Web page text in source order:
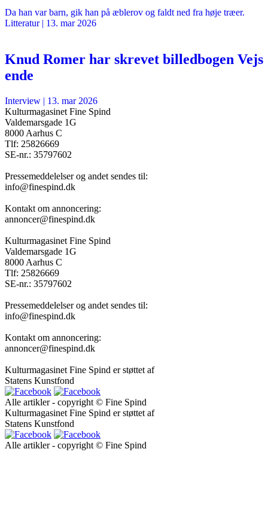
Da han var barn, gik han på æblerov og faldt ned fra høje træer.
Litteratur| 13. mar 2026
Knud Romer har skrevet billedbogen Vejs
ende
Interview | 13. mar 2026
Kulturmagasinet Fine Spind
Valdemarsgade 1G
8000 Aarhus C
Tlf: 25826669
SE-nr.: 35797602
Pressemeddelelser og andet sendes til:
info@finespind.dk
Kontakt om annoncering:
annoncer@finespind.dk
Kulturmagasinet Fine Spind
Valdemarsgade 1G
8000 Aarhus C
Tlf: 25826669
SE-nr.: 35797602
Pressemeddelelser og andet sendes til:
info@finespind.dk
Kontakt om annoncering:
annoncer@finespind.dk
Kulturmagasinet Fine Spind er støttet af
Statens Kunstfond
Alle artikler - copyright © Fine Spind
Kulturmagasinet Fine Spind er støttet af
Statens Kunstfond
Alle artikler - copyright © Fine Spind